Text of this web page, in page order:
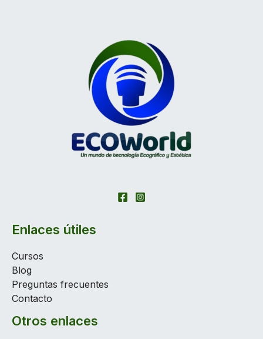
Enlaces útiles
Cursos
Blog
Preguntas frecuentes
Contacto
Otros enlaces